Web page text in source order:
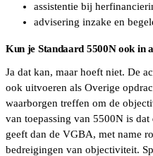
assistentie bij
advisering inzake en
Kun je Standaard 5500N ook in
Ja dat kan, maar hoeft niet. De
ook uitvoeren als Overige
waarborgen treffen om de
van toepassing van 5500N is
geeft dan de VGBA, met name
bedreigingen van objectiviteit.